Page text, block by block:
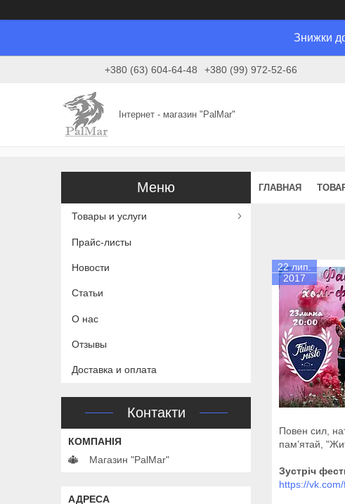
Знижки
+380 (63) 604-64-48 +380 (99) 972-52-66
Інтернет - магазин "PalMar"
ГЛАВНАЯ
22 лип.
2017
Повен сил,
пам’ятай,
Зустріч
https://
Товары и услуги
Прайс-листы
Новости
Статьи
О нас
Отзывы
Доставка и оплата
Контакти
Магазин "PalMar"